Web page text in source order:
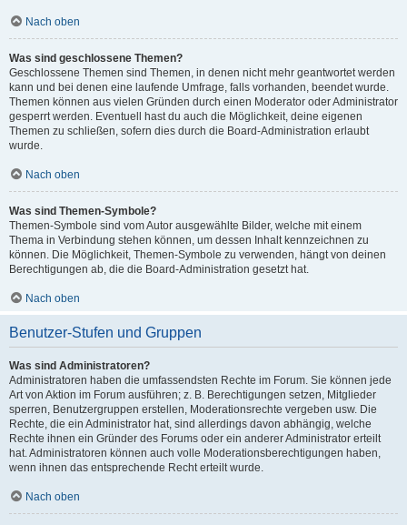
Nach oben
Was sind geschlossene Themen?
Geschlossene Themen sind Themen, in denen nicht mehr geantwortet werden
kann und bei denen eine laufende Umfrage, falls vorhanden, beendet wurde.
Themen können aus vielen Gründen durch einen Moderator oder Administrator
gesperrt werden. Eventuell hast du auch die Möglichkeit, deine eigenen
Themen zu schließen, sofern dies durch die Board-Administration erlaubt
wurde.
Nach oben
Was sind Themen-Symbole?
Themen-Symbole sind vom Autor ausgewählte Bilder, welche mit einem
Thema in Verbindung stehen können, um dessen Inhalt kennzeichnen zu
können. Die Möglichkeit, Themen-Symbole zu verwenden, hängt von deinen
Berechtigungen ab, die die Board-Administration gesetzt hat.
Nach oben
Benutzer-Stufen und Gruppen
Was sind Administratoren?
Administratoren haben die umfassendsten Rechte im Forum. Sie können jede
Art von Aktion im Forum ausführen; z. B. Berechtigungen setzen, Mitglieder
sperren, Benutzergruppen erstellen, Moderationsrechte vergeben usw. Die
Rechte, die ein Administrator hat, sind allerdings davon abhängig, welche
Rechte ihnen ein Gründer des Forums oder ein anderer Administrator erteilt
hat. Administratoren können auch volle Moderationsberechtigungen haben,
wenn ihnen das entsprechende Recht erteilt wurde.
Nach oben